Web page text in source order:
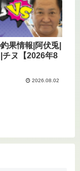
果情報|阿伏兎|
チヌ【2026年8
2026.08.02